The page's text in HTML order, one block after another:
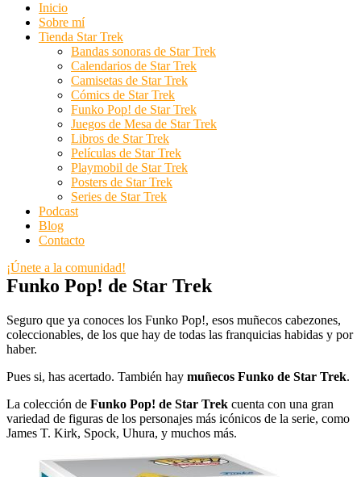
Inicio
Sobre mí
Tienda Star Trek
Bandas sonoras de Star Trek
Calendarios de Star Trek
Camisetas de Star Trek
Cómics de Star Trek
Funko Pop! de Star Trek
Juegos de Mesa de Star Trek
Libros de Star Trek
Películas de Star Trek
Playmobil de Star Trek
Posters de Star Trek
Series de Star Trek
Podcast
Blog
Contacto
¡Únete a la comunidad!
Funko Pop! de Star Trek
Seguro que ya conoces los Funko Pop!, esos muñecos cabezones,
coleccionables, de los que hay de todas las franquicias habidas y por
haber.
Pues si, has acertado. También hay muñecos Funko de Star Trek.
La colección de Funko Pop! de Star Trek cuenta con una gran
variedad de figuras de los personajes más icónicos de la serie, como
James T. Kirk, Spock, Uhura, y muchos más.